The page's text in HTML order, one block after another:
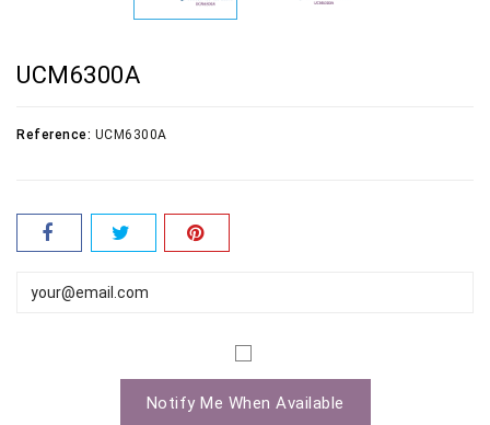
UCM6300A
Reference: UCM6300A
Notify Me When Available